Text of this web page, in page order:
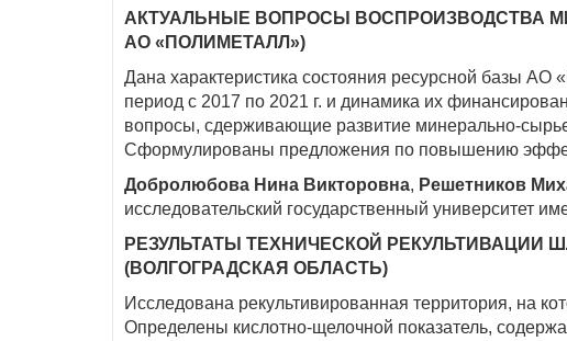
АКТУАЛЬНЫЕ ВОПРОСЫ ВОСПРОИЗВОДСТВА
АО «ПОЛИМЕТАЛЛ»)
Дана характеристика состояния ресурсной базы
период с 2017 по 2021 г. и динамика их
вопросы, сдерживающие развитие минерально-
Сформулированы предложения по повышению
Добролюбова Нина Викторовна, Решетников
исследовательский государственный университет
РЕЗУЛЬТАТЫ ТЕХНИЧЕСКОЙ
(ВОЛГОГРАДСКАЯ ОБЛАСТЬ)
Исследована рекультивированная территория, на
Определены кислотно-щелочной показатель,